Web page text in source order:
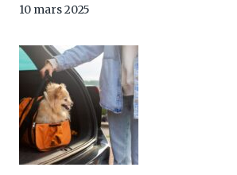
10 mars 2025